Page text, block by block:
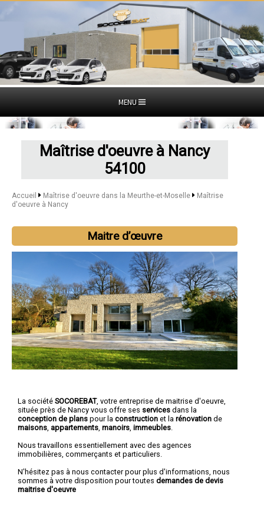
MENU
Maîtrise d'oeuvre à Nancy
54100
Accueil Maîtrise d'oeuvre dans la Meurthe-et-Moselle
Maîtrise
d'oeuvre à Nancy
Maitre d’œuvre
La société SOCOREBAT, votre entreprise de maitrise d'oeuvre
située près de Nancy vous offre ses services dans la
conception de plans pour la construction et la rénovation de
maisons appartements manoirs immeubles
Nous travaillons essentiellement avec des agences
immobilières, commerçants et particuliers.
N'hésitez pas à nous contacter pour plus d'informations, nous
sommes à votre disposition pour toutes demandes de devis
maitrise d'oeuvre